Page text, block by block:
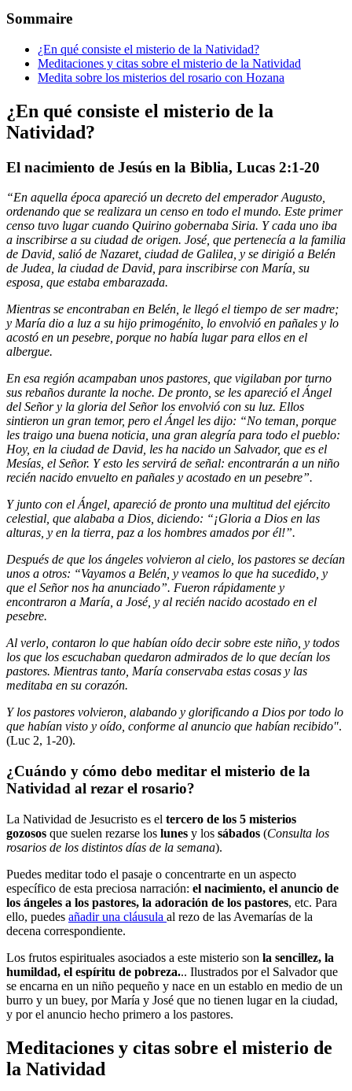
Sommaire
¿En qué consiste el misterio de la Natividad?
Meditaciones y citas sobre el misterio de la Natividad
Medita sobre los misterios del rosario con Hozana
¿En qué consiste el misterio de la
Natividad?
El nacimiento de Jesús en la Biblia, Lucas 2:1-20
“En aquella época apareció un decreto del emperador Augusto,
ordenando que se realizara un censo en todo el mundo. Este primer
censo tuvo lugar cuando Quirino gobernaba Siria. Y cada uno iba
a inscribirse a su ciudad de origen. José, que pertenecía a la familia
de David, salió de Nazaret, ciudad de Galilea, y se dirigió a Belén
de Judea, la ciudad de David, para inscribirse con María, su
esposa, que estaba embarazada.
Mientras se encontraban en Belén, le llegó el tiempo de ser madre;
y María dio a luz a su hijo primogénito, lo envolvió en pañales y lo
acostó en un pesebre, porque no había lugar para ellos en el
albergue.
En esa región acampaban unos pastores, que vigilaban por turno
sus rebaños durante la noche. De pronto, se les apareció el Ángel
del Señor y la gloria del Señor los envolvió con su luz. Ellos
sintieron un gran temor, pero el Ángel les dijo: “No teman, porque
les traigo una buena noticia, una gran alegría para todo el pueblo:
Hoy, en la ciudad de David, les ha nacido un Salvador, que es el
Mesías, el Señor. Y esto les servirá de señal: encontrarán a un niño
recién nacido envuelto en pañales y acostado en un pesebre”.
Y junto con el Ángel, apareció de pronto una multitud del ejército
celestial, que alababa a Dios, diciendo: “¡Gloria a Dios en las
alturas, y en la tierra, paz a los hombres amados por él!”.
Después de que los ángeles volvieron al cielo, los pastores se decían
unos a otros: “Vayamos a Belén, y veamos lo que ha sucedido, y
que el Señor nos ha anunciado”. Fueron rápidamente y
encontraron a María, a José, y al recién nacido acostado en el
pesebre.
Al verlo, contaron lo que habían oído decir sobre este niño, y todos
los que los escuchaban quedaron admirados de lo que decían los
pastores. Mientras tanto, María conservaba estas cosas y las
meditaba en su corazón.
Y los pastores volvieron, alabando y glorificando a Dios por todo lo
que habían visto y oído, conforme al anuncio que habían recibido".
(Luc 2, 1-20).
¿Cuándo y cómo debo meditar el misterio de la
Natividad al rezar el rosario?
La Natividad de Jesucristo es el tercero de los 5 misterios
gozosos que suelen rezarse los lunes y los sábados (Consulta los
rosarios de los distintos días de la semana).
Puedes meditar todo el pasaje o concentrarte en un aspecto
específico de esta preciosa narración: el nacimiento, el anuncio de
los ángeles a los pastores, la adoración de los pastores, etc. Para
ello, puedes añadir una cláusula al rezo de las Avemarías de la
decena correspondiente.
Los frutos espirituales asociados a este misterio son la sencillez, la
humildad, el espíritu de pobreza... Ilustrados por el Salvador que
se encarna en un niño pequeño y nace en un establo en medio de un
burro y un buey, por María y José que no tienen lugar en la ciudad,
y por el anuncio hecho primero a los pastores.
Meditaciones y citas sobre el misterio de
la Natividad